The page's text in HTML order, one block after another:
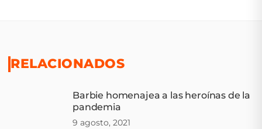
RELACIONADOS
Barbie homenajea a las heroínas de la
pandemia
9 agosto, 2021